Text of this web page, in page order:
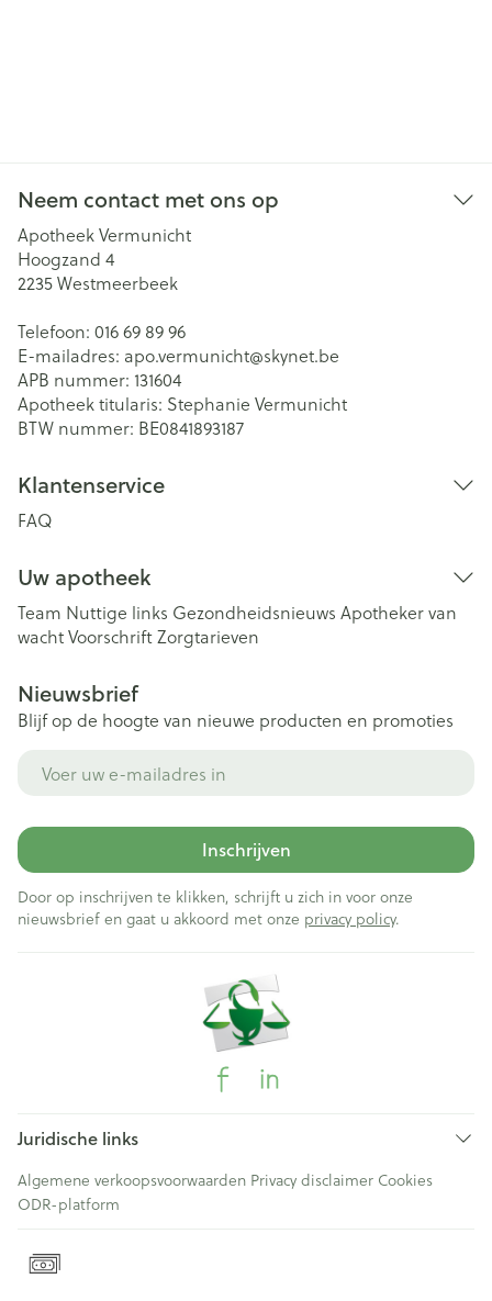
Neem contact met ons op
Apotheek Vermunicht
Hoogzand 4
2235Westmeerbeek
Telefoon: 016 69 89 96
E-mailadres: apo.vermunicht@skynet.be
APB nummer: 131604
Apotheek titularis: Stephanie Vermunicht
BTW nummer: BE0841893187
Klantenservice
FAQ
Uw apotheek
Team Nuttige links Gezondheidsnieuws Apotheker van
wachtVoorschriftZorgtarieven
Nieuwsbrief
Blijf op de hoogte van nieuwe producten en promoties
Inschrijven
Door op inschrijven te klikken, schrijft u zich in voor onze
nieuwsbrief en gaat u akkoord met onze privacy policy.
Juridische links
Algemene verkoopsvoorwaarden Privacy disclaimer Cookies
ODR-platform